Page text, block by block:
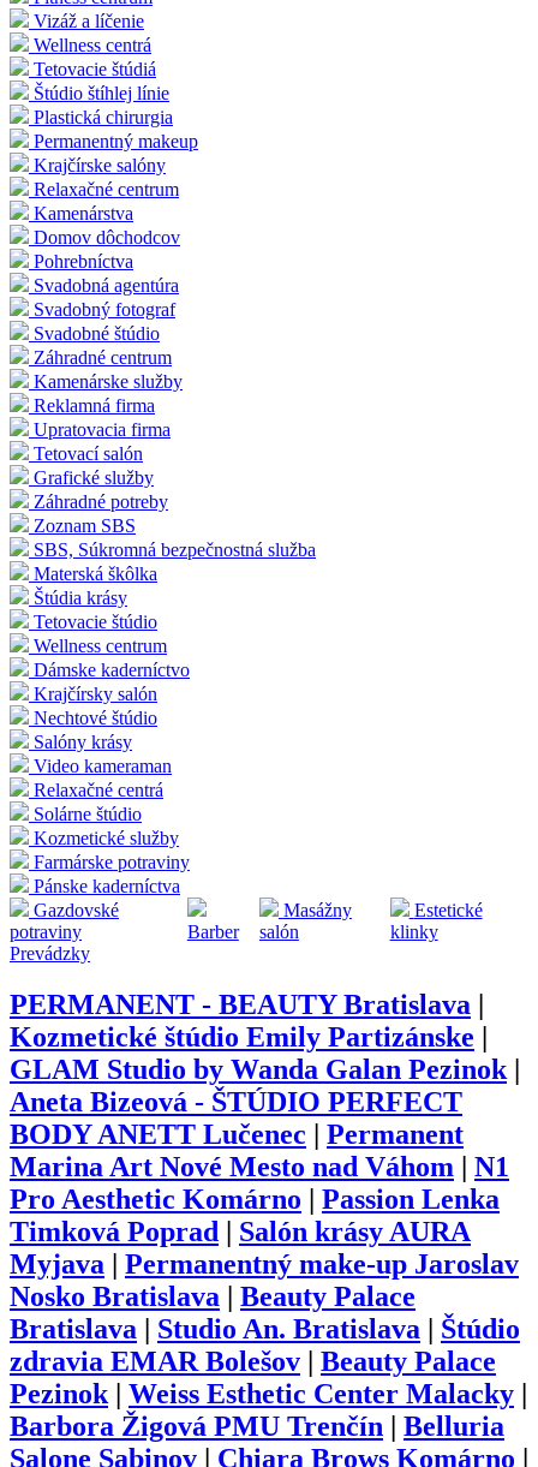
Vizáž a líčenie
Wellness centrá
Tetovacie štúdiá
Štúdio štíhlej línie
Plastická chirurgia
Permanentný makeup
Krajčírske salóny
Relaxačné centrum
Kamenárstva
Domov dôchodcov
Pohrebníctva
Svadobná agentúra
Svadobný fotograf
Svadobné štúdio
Záhradné centrum
Kamenárske služby
Reklamná firma
Upratovacia firma
Tetovací salón
Grafické služby
Záhradné potreby
Zoznam SBS
SBS, Súkromná bezpečnostná služba
Materská škôlka
Štúdia krásy
Tetovacie štúdio
Wellness centrum
Dámske kaderníctvo
Krajčírsky salón
Nechtové štúdio
Salóny krásy
Video kameraman
Relaxačné centrá
Solárne štúdio
Kozmetické služby
Farmárske potraviny
Pánske kaderníctva
Gazdovské
potraviny
Barber
Masážny
salón
Estetické
klinky
Prevádzky
PERMANENT - BEAUTY Bratislava
Kozmetické štúdio Emily Partizánske
GLAM Studio by Wanda Galan Pezinok|
Aneta Bizeová - ŠTÚDIO PERFECT
BODY ANETT Lučenec
Permanent
Marina Art Nové Mesto nad Váhom
N1
Pro Aesthetic Komárno
Passion Lenka
Timková Poprad
Salón krásy AURA
Myjava
Permanentný make-up Jaroslav
Nosko Bratislava
Beauty Palace
Bratislava
Studio An. Bratislava
Štúdio
zdravia EMAR Bolešov
Beauty Palace
Pezinok| Weiss Esthetic Center Malacky
Barbora Žigová PMU Trenčín
Belluria
Salone Sabinov
Chiara Brows Komárno